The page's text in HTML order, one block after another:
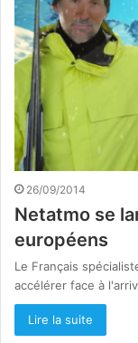
26/09/2014
Netatmo se
européens
Le Français
accélérer face à
Lire la suite